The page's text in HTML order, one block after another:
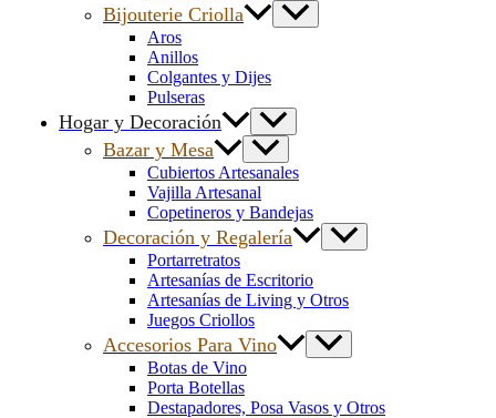
Bijouterie Criolla
Aros
Anillos
Colgantes y Dijes
Pulseras
Hogar y Decoración
Bazar y Mesa
Cubiertos Artesanales
Vajilla Artesanal
Copetineros y Bandejas
Decoración y Regalería
Portarretratos
Artesanías de Escritorio
Artesanías de Living y Otros
Juegos Criollos
Accesorios Para Vino
Botas de Vino
Porta Botellas
Destapadores, Posa Vasos y Otros